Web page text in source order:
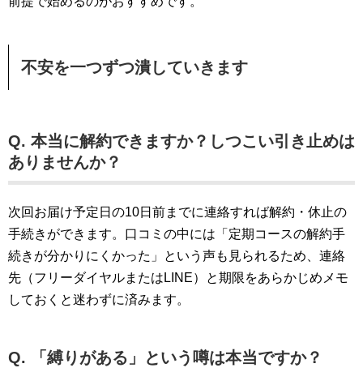
不安を一つずつ潰していきます
Q. 本当に解約できますか？しつこい引き止めは
ありませんか？
次回お届け予定日の10日前までに連絡すれば解約・休止の
手続きができます。口コミの中には「定期コースの解約手
続きが分かりにくかった」という声も見られるため、連絡
先（フリーダイヤルまたはLINE）と期限をあらかじめメモ
しておくと迷わずに済みます。
Q. 「縛りがある」という噂は本当ですか？